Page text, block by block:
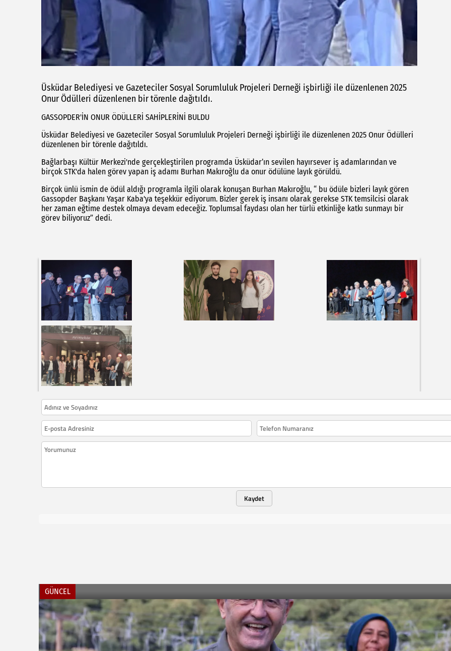
Üsküdar Belediyesi ve Gazeteciler Sosyal Sorumluluk Projeleri Derneği işbirliği ile düzenlenen 2025
Onur Ödülleri düzenlenen bir törenle dağıtıldı.
GASSOPDER'İN ONUR ÖDÜLLERİ SAHİPLERİNİ BULDU
Üsküdar Belediyesi ve Gazeteciler Sosyal Sorumluluk Projeleri Derneği işbirliği ile düzenlenen 2025 Onur Ödülleri
düzenlenen bir törenle dağıtıldı.
Bağlarbaşı Kültür Merkezi'nde gerçekleştirilen programda Üsküdar’ın sevilen hayırsever iş adamlarından ve
birçok STK'da halen görev yapan iş adamı Burhan Makıroğlu da onur ödülüne layık görüldü.
Birçok ünlü ismin de ödül aldığı programla ilgili olarak konuşan Burhan Makıroğlu, “ bu ödüle bizleri layık gören
Gassopder Başkanı Yaşar Kaba'ya teşekkür ediyorum. Bizler gerek iş insanı olarak gerekse STK temsilcisi olarak
her zaman eğtime destek olmaya devam edeceğiz. Toplumsal faydası olan her türlü etkinliğe katkı sunmayı bir
görev biliyoruz” dedi.
Kaydet
GÜNCEL